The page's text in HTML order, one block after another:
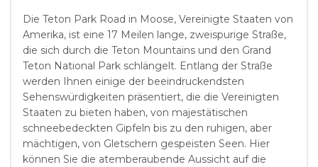
Die Teton Park Road in Moose, Vereinigte Staaten von
Amerika, ist eine 17 Meilen lange, zweispurige Straße,
die sich durch die Teton Mountains und den Grand
Teton National Park schlängelt. Entlang der Straße
werden Ihnen einige der beeindruckendsten
Sehenswürdigkeiten präsentiert, die die Vereinigten
Staaten zu bieten haben, von majestätischen
schneebedeckten Gipfeln bis zu den ruhigen, aber
mächtigen, von Gletschern gespeisten Seen. Hier
können Sie die atemberaubende Aussicht auf die